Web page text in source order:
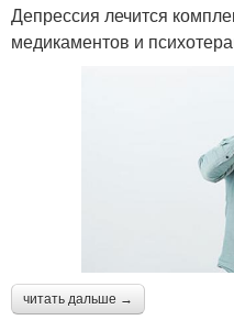
Депрессия лечится
медикаментов и
читать дальше →